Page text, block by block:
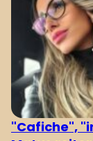
"Cafiche",